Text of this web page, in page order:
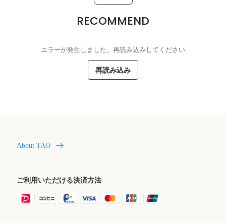
RECOMMEND
エラーが発生しました。再読み込みしてください
再読み込み
About TAO
ご利用いただける決済方法